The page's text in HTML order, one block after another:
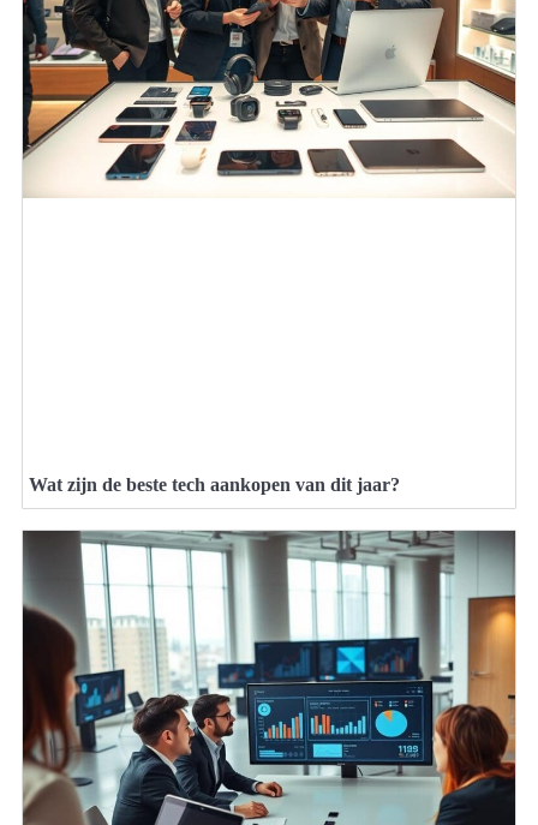
Wat zijn de beste tech aankopen van dit jaar?